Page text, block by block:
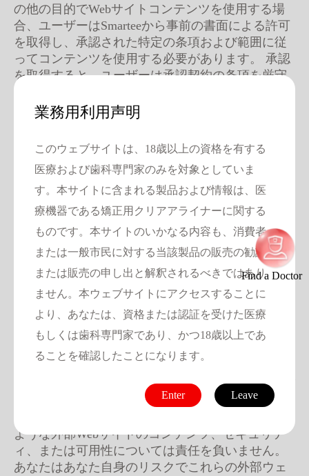
の他の目的でWebサイトコンテンツを使用する場
合、ユーザーはSmarteeから事前の書面による許可
を取得し、承認された特定の条項および範囲に従
ってコンテンツを使用する必要があります。 承認
を取得すると、ユーザーは承認契約の条項を厳守
条項に違反した場合、承認を取り消し、法的責任
免責事項
1.ウェブサイト操作
当社は、Webサイトの正常な運用を確実にするよ
う努めていますが、Webサイトが中断されない、
エラーがない、またはその他の運用上の問題の影
響を受けないことを保証するものではありませ
ん。 当社は、当社の意図的な違法行為または重大
な過失による損失または損害賠償の原因でない限
り、ウェブサイトの運営に起因するいかなる損失
または損害についても責任を負いません。
2.外部リンク
このWebサイトには、外部Webサイトへのリンクが
含まれている場合があります。 これらのリンクは
ような外部Webサイトのコンテンツ、セキュリテ
ィ、または可用性については責任を負いません。
あなたはあなた自身のリスクでこれらの外部ウェ
Find a Doctor
業務用利用声明
このウェブサイトは、18歳以上の資格を有する
医療および歯科専門家のみを対象としていま
す。本サイトに含まれる製品および情報は、医
療機器である矯正用クリアアライナーに関する
ものです。本サイトのいかなる内容も、消費者
または一般市民に対する当該製品の販売の勧誘
または販売の申し出と解釈されるべきではあり
ません。本ウェブサイトにアクセスすることに
より、あなたは、資格または認証を受けた医療
もしくは歯科専門家であり、かつ18歳以上であ
ることを確認したことになります。
Enter Leave